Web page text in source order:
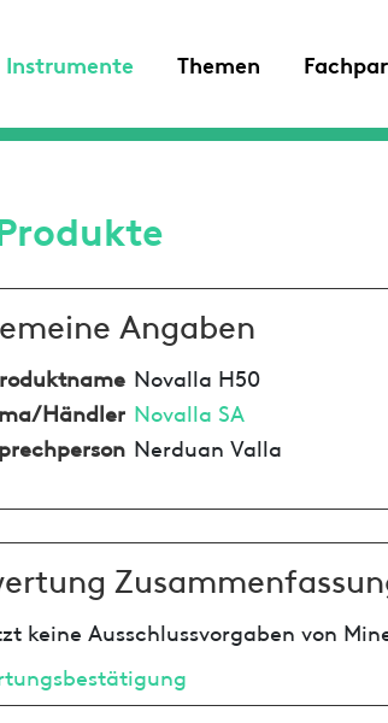
Instrumente Themen
Angaben
Novalla H50
Händler Novalla SA
Nerduan Valla
keine Ausschlussvorgaben von